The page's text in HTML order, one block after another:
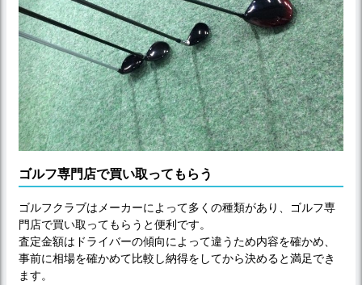
ゴルフ専門店で買い取ってもらう
ゴルフクラブはメーカーによって多くの種類があり、ゴルフ専
門店で買い取ってもらうと便利です。
査定金額はドライバーの傾向によって違うため内容を確かめ、
事前に相場を確かめて比較し納得をしてから決めると満足でき
ます。